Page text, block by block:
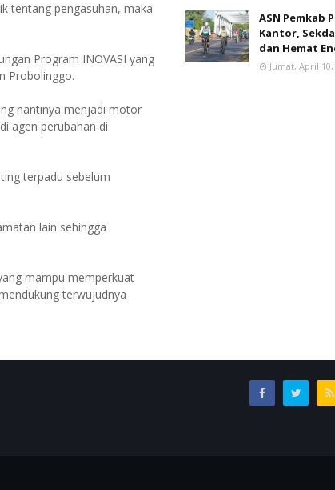
tentang pengasuhan, maka
Program INOVASI yang
Probolinggo.
nantinya menjadi motor
agen perubahan di
terpadu sebelum
lain sehingga
mampu memperkuat
terwujudnya
ASN Pemkab
Kantor,
dan Hemat
Jumat, April 10,